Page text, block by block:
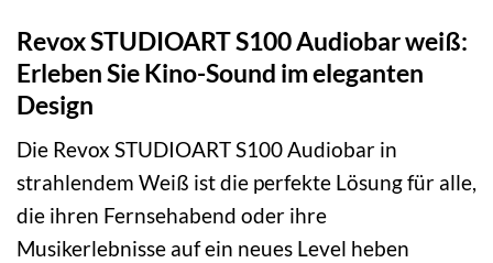
Revox STUDIOART S100 Audiobar weiß:
Erleben Sie Kino-Sound im eleganten
Design
Die Revox STUDIOART S100 Audiobar in
strahlendem Weiß ist die perfekte Lösung für alle,
die ihren Fernsehabend oder ihre
Musikerlebnisse auf ein neues Level heben